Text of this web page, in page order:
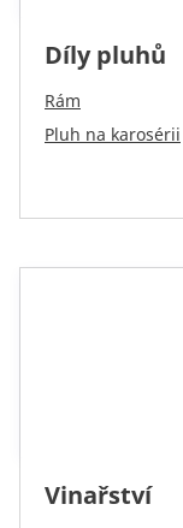
Díly pluhů
Rám
Pluh na karosérii
Vinařství